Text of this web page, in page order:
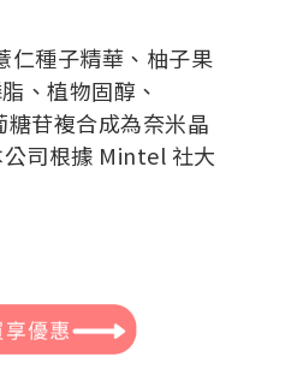
仁種子精華、柚子果
、植物固醇、
糖苷複合成為奈米晶
司根據 Mintel 社大